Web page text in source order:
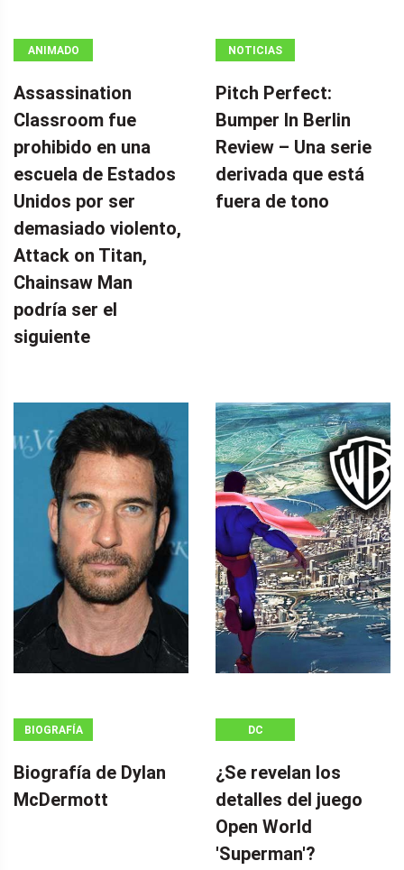
ANIMADO
Assassination
Classroom fue
prohibido en una
escuela de Estados
Unidos por ser
demasiado violento,
Attack on Titan,
Chainsaw Man
podría ser el
siguiente
NOTICIAS
Pitch Perfect:
Bumper In Berlin
Review – Una serie
derivada que está
fuera de tono
BIOGRAFÍA
Biografía de Dylan
McDermott
DC
¿Se revelan los
detalles del juego
Open World
'Superman'?